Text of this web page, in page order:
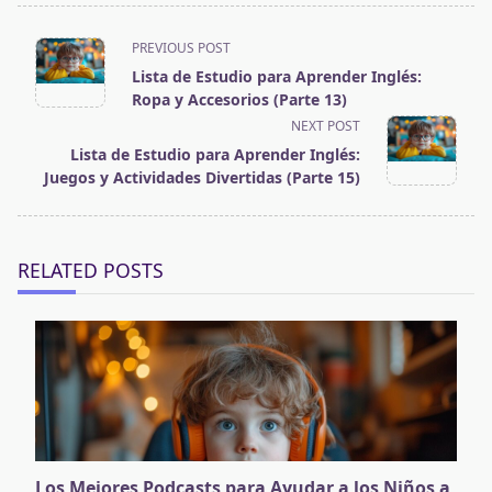
<span
class="nav-
subtitle
screen-
reader-
text">Page</span>
PREVIOUS POST
Lista de Estudio para Aprender Inglés:
Ropa y Accesorios (Parte 13)
NEXT POST
Lista de Estudio para Aprender Inglés:
Juegos y Actividades Divertidas (Parte 15)
RELATED POSTS